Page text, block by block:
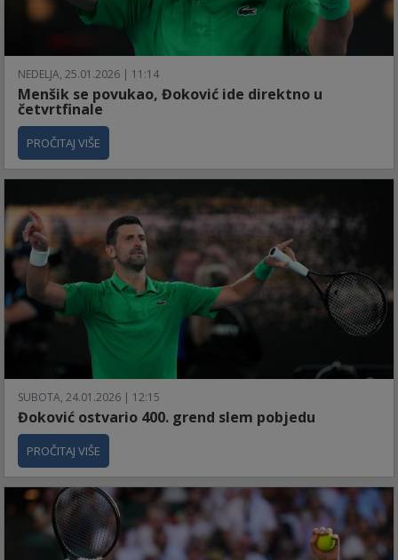
NEDELJA, 25.01.2026 | 11:14
Menšik se povukao, Đoković ide direktno u
četvrtfinale
PROČITAJ VIŠE
SUBOTA, 24.01.2026 | 12:15
Đoković ostvario 400. grend slem pobjedu
PROČITAJ VIŠE